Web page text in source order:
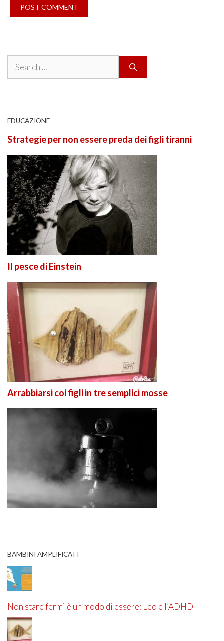
Search
EDUCAZIONE
Strategie per non essere preda dei figli tiranni
Il pesce di Einstein
Arrabbiarsi coi figli in tre semplici mosse
BAMBINI AMPLIFICATI
Non stare fermi è un modo di essere: Leo e l’ADHD